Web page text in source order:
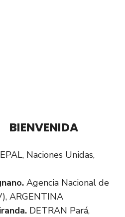
BIENVENIDA
Naciones Unidas,
Agencia Nacional de
ARGENTINA
DETRAN Pará,